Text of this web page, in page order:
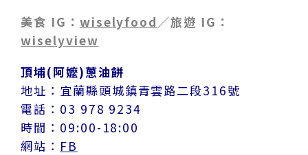
美食 IG： wiselyfood ／旅遊 IG：
wiselyview
頂埔(阿嬤)蔥油餅
地址：宜蘭縣頭城鎮青雲路二段316號
電話：03 978 9234
時間：09:00-18:00
網站： FB